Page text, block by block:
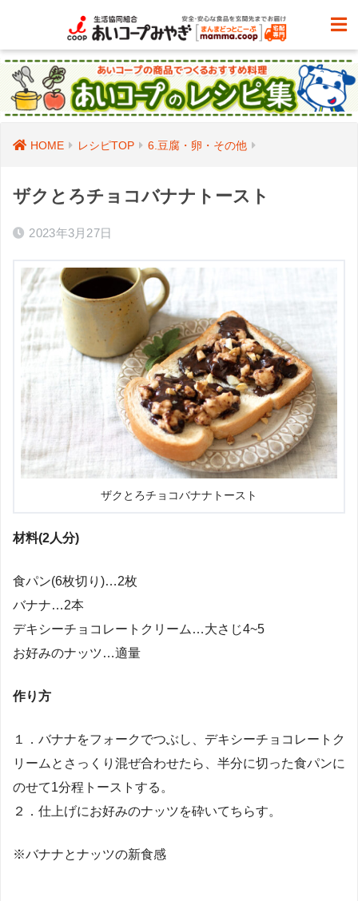
HOME レシピTOP 6.豆腐・卵・その他
ザクとろチョコバナナトースト
2023年3月27日
ザクとろチョコバナナトースト
材料(2人分)
食パン(6枚切り)…2枚
バナナ…2本
デキシーチョコレートクリーム…大さじ4~5
お好みのナッツ…適量
作り方
１．バナナをフォークでつぶし、デキシーチョコレートク
リームとさっくり混ぜ合わせたら、半分に切った食パンに
のせて1分程トーストする。
２．仕上げにお好みのナッツを砕いてちらす。
※バナナとナッツの新食感